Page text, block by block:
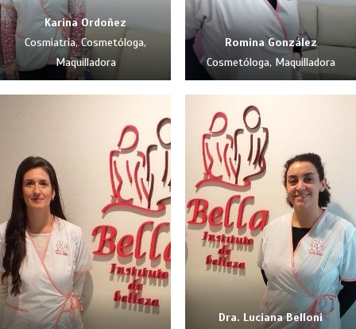
Karina Ordoñez
Cosmiatría, Cosmetóloga,
Maquilladora
Romina González
Cosmetóloga, Maquilladora
Dra. Luciana Belloni